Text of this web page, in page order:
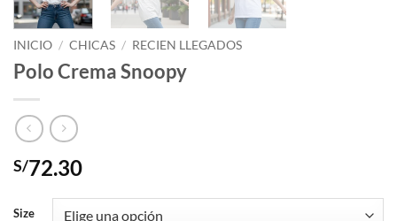
INICIO / CHICAS / RECIEN LLEGADOS
Polo Crema Snoopy
S/72.30
Size